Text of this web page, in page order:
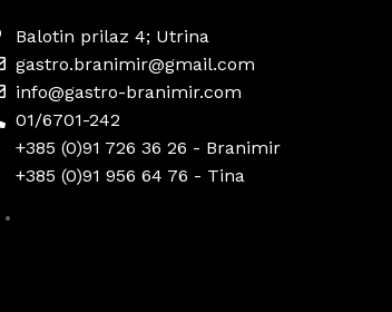
Balotin prilaz 4; Utrina
gastro.branimir@gmail.com
info@gastro-branimir.com
01/6701-242
+385 (0)91 726 36 26 - Branimir
+385 (0)91 956 64 76 - Tina